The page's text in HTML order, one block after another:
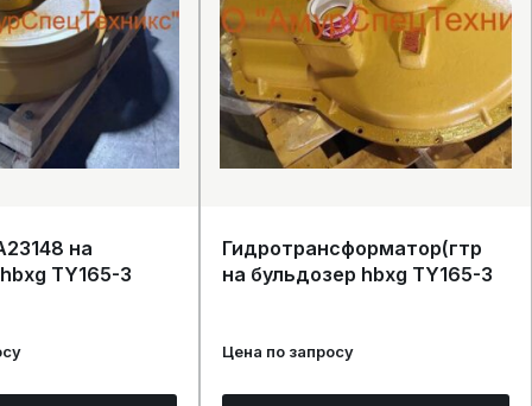
на
TY165-3
Гидротрансформатор(гтр
на бульдозер hbxg TY165-3
Цена по запросу